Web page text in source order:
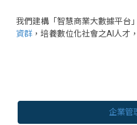
我們建構「智慧商業大數據平台
資群 ，培養數位化社會之AI人才
企業管